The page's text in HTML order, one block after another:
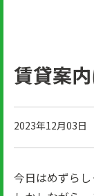
賃貸案
2023年12月03日
今日はめずら